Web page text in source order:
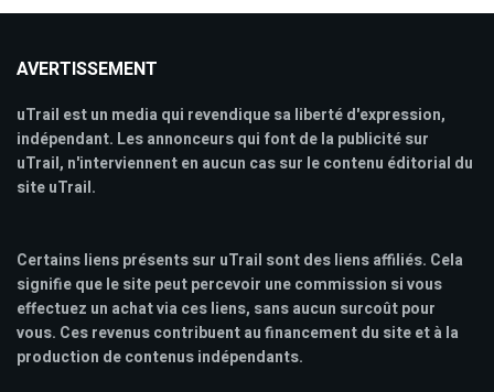
AVERTISSEMENT
uTrail est un media qui revendique sa liberté d'expression,
indépendant. Les annonceurs qui font de la publicité sur
uTrail, n'interviennent en aucun cas sur le contenu éditorial du
site uTrail.
Certains liens présents sur uTrail sont des liens affiliés. Cela
signifie que le site peut percevoir une commission si vous
effectuez un achat via ces liens, sans aucun surcoût pour
vous. Ces revenus contribuent au financement du site et à la
production de contenus indépendants.